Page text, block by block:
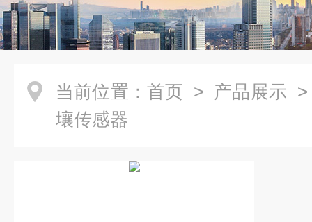
当前位置： 首页 > 产品展示
壤传感器